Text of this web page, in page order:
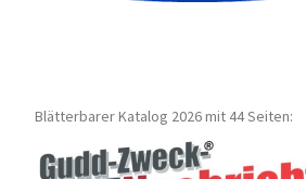
Blätterbarer Katalog 2026 mit 44 Seiten: